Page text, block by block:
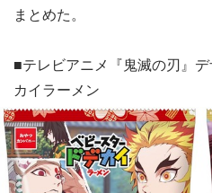
まとめた。
■テレビアニメ『鬼滅の刃』
カイラーメン